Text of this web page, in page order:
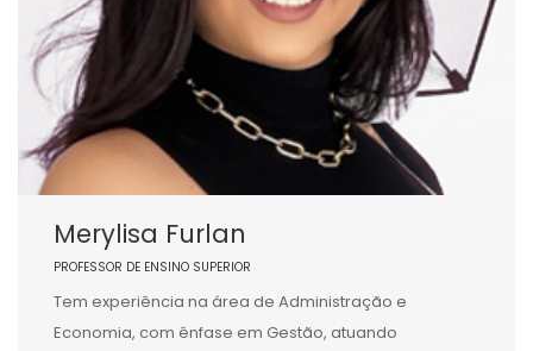
Merylisa Furlan
PROFESSOR DE ENSINO SUPERIOR
Tem experiência na área de Administração e
Economia, com ênfase em Gestão, atuando